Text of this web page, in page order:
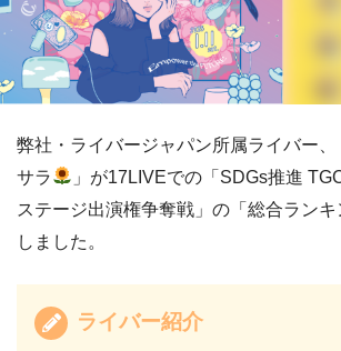
弊社・ライバージャパン所属ライバー、
サラ
」が17LIVEでの「SDGs推進
ステージ出演権争奪戦」の「総合ラン
しました。
ライバー紹介